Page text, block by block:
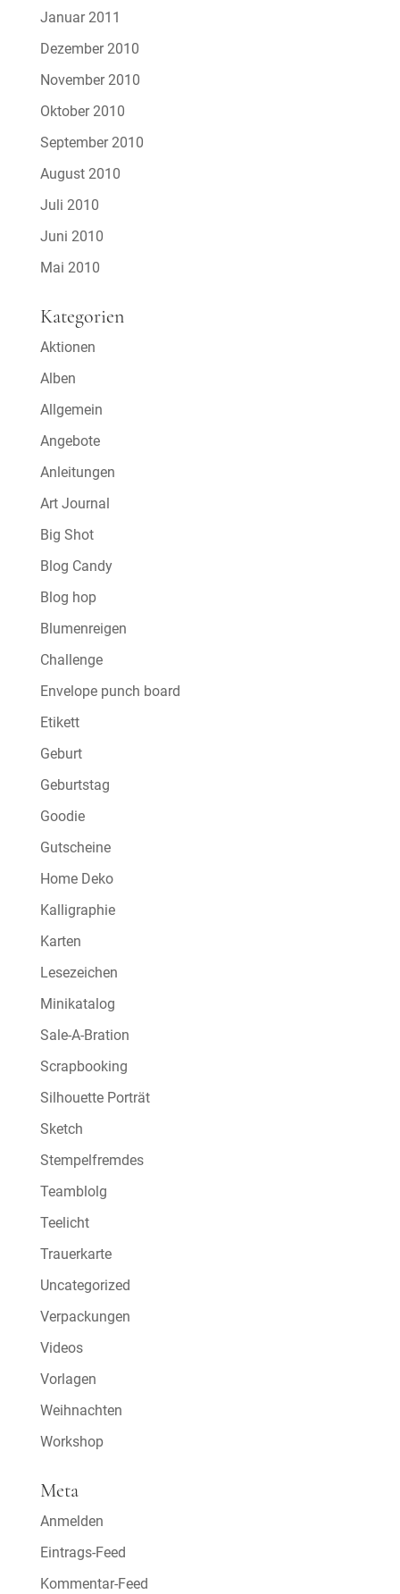
Januar 2011
Dezember 2010
November 2010
Oktober 2010
September 2010
August 2010
Juli 2010
Juni 2010
Mai 2010
Kategorien
Aktionen
Alben
Allgemein
Angebote
Anleitungen
Art Journal
Big Shot
Blog Candy
Blog hop
Blumenreigen
Challenge
Envelope punch board
Etikett
Geburt
Geburtstag
Goodie
Gutscheine
Home Deko
Kalligraphie
Karten
Lesezeichen
Minikatalog
Sale-A-Bration
Scrapbooking
Silhouette Porträt
Sketch
Stempelfremdes
Teamblolg
Teelicht
Trauerkarte
Uncategorized
Verpackungen
Videos
Vorlagen
Weihnachten
Workshop
Meta
Anmelden
Eintrags-Feed
Kommentar-Feed